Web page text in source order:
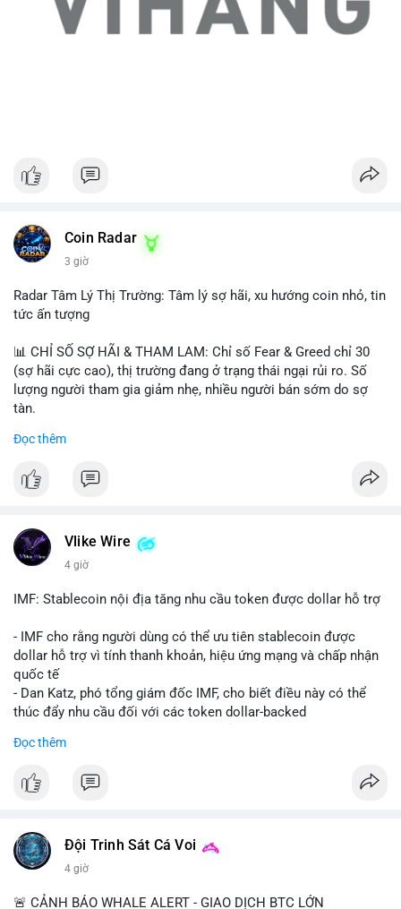
Coin Radar
3 giờ
Radar Tâm Lý Thị Trường: Tâm lý sợ hãi, xu hướng coin nhỏ, tin
tức ấn tượng
📊 CHỈ SỐ SỢ HÃI & THAM LAM: Chỉ số Fear & Greed chỉ 30
(sợ hãi cực cao), thị trường đang ở trạng thái ngại rủi ro. Số
lượng người tham gia giảm nhẹ, nhiều người bán sớm do sợ
tàn.
📈 XU HƯỚNG TÌM KIẾM & THẢO LUẬN: Biconomy (BICO),
coin được tìm kiếm nhiều nhất. Chủ đề NFT (Pudgy Penguins),
💬 DÒNG CHẢY TIN TỨC & TRUYỀN THÔNG: Bàn tán trên
Binance Square tập trung vào lệnh kẹp, dự báo NVDA và Musk
luận về Clearity Act.
💡 NHẬN ĐỊNH & KHUYẾN NGHỊ: Tâm lý ngắn hạn vẫn tiêu
cực do sợ hãi, nhưng xu hướng coin nhỏ và tin tức AI/NVIDA
có thể tạo cơ hội mua sớm. Cần theo dõi sự thay đổi trong
chính sách crypto Mỹ.
Đọc thêm
Vlike Wire
4 giờ
IMF: Stablecoin nội địa tăng nhu cầu token được dollar hỗ trợ
- IMF cho rằng người dùng có thể ưu tiên stablecoin được
dollar hỗ trợ vì tính thanh khoản, hiệu ứng mạng và chấp nhận
quốc tế
- Dan Katz, phó tổng giám đốc IMF, cho biết điều này có thể
thúc đẩy nhu cầu đối với các token dollar-backed
triển stablecoin nội địa
$btc $eth
📰 Nguồn: Cointelegraph
Đọc thêm
Đội Trinh Sát Cá Voi
4 giờ
🚨 CẢNH BÁO WHALE ALERT - GIAO DỊCH BTC LỚN